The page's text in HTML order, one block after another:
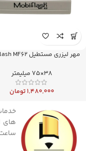
مهر لیزری مستطیل Mobiflash MF62
38×75 میلیمتر
1,480,000تومان
های